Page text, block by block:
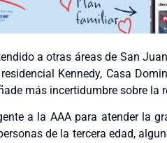
a otras áreas de San
Kennedy, Casa
más incertidumbre sobre la
a la AAA para atender la
de la tercera edad,